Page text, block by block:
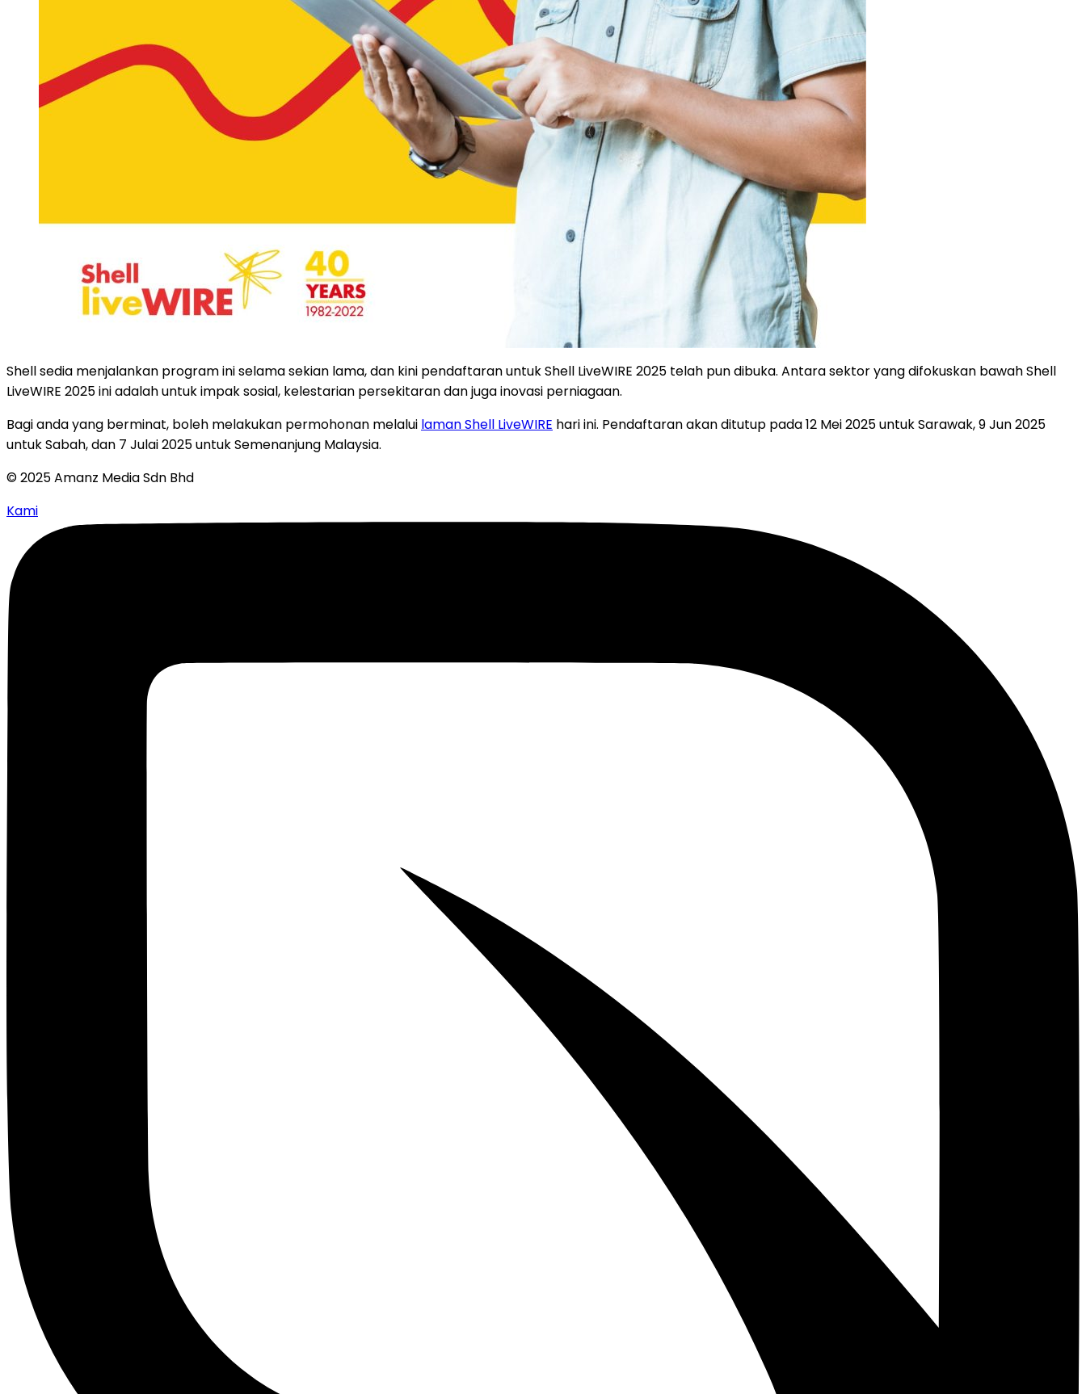
Shell sedia menjalankan program ini selama sekian lama, dan kini pendaftaran untuk Shell LiveWIRE 2025 telah pun dibuka. Antara sektor yang difokuskan bawah Shell
LiveWIRE 2025 ini adalah untuk impak sosial, kelestarian persekitaran dan juga inovasi perniagaan.
Bagi anda yang berminat, boleh melakukan permohonan melalui laman Shell LiveWIRE hari ini. Pendaftaran akan ditutup pada 12 Mei 2025 untuk Sarawak, 9 Jun 2025
untuk Sabah, dan 7 Julai 2025 untuk Semenanjung Malaysia.
© 2025 Amanz Media Sdn Bhd
Kami